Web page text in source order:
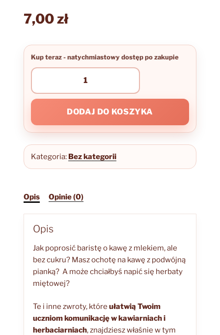
7,00zł
ilość
coffee
tea
DODAJ DO KOSZYKA
Kategoria: Bez kategorii
Opis Opinie (0)
Opis
Jak poprosić baristę o kawę z mlekiem, ale
bez cukru? Masz ochotę na kawę z podwójną
pianką? A może chciałbyś napić się herbaty
miętowej?
Te i inne zwroty, które ułatwią Twoim
uczniom komunikację w kawiarniach i
herbaciarniach, znajdziesz właśnie w tym